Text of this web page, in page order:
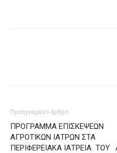
Προηγούμενο άρθρο
ΠΡΟΓΡΑΜΜΑ ΕΠΙΣΚΕΨΕΩΝ
ΑΓΡΟΤΙΚΩΝ ΙΑΤΡΩΝ ΣΤΑ
ΠΕΡΙΦΕΡΕΙΑΚΑ ΙΑΤΡΕΙΑ ΤΟΥ